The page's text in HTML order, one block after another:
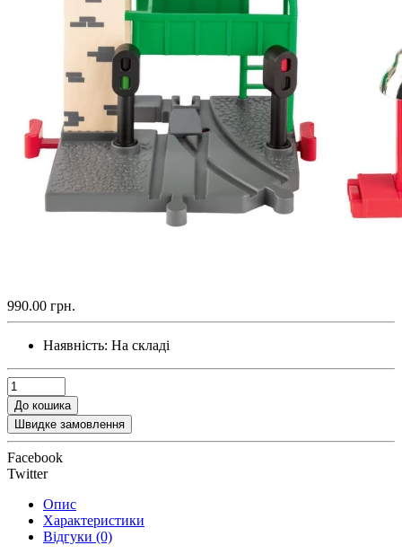
990.00 грн.
Наявність: На складі
До кошика
Швидке замовлення
Facebook
Twitter
Опис
Характеристики
Відгуки (0)